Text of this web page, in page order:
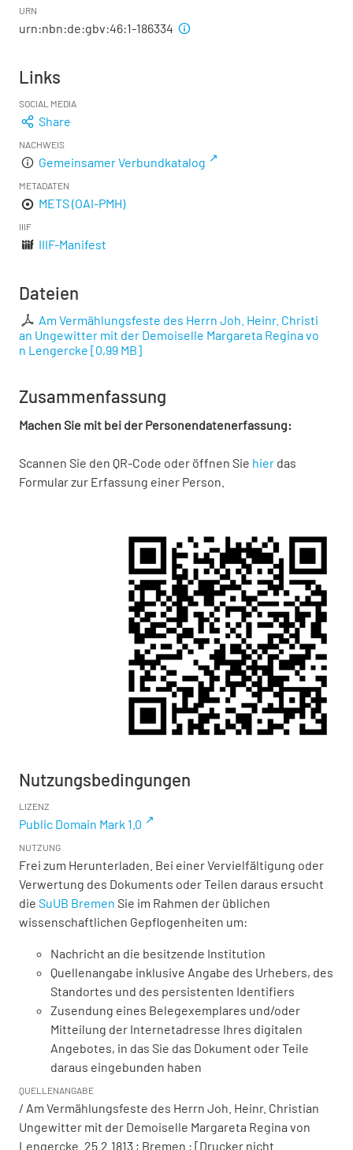
URN
urn:nbn:de:gbv:46:1-186334
Links
SOCIAL MEDIA
Share
NACHWEIS
Gemeinsamer Verbundkatalog
METADATEN
METS (OAI-PMH)
IIIF
IIIF-Manifest
Dateien
Am Vermählungsfeste des Herrn Joh. Heinr. Christi
an Ungewitter mit der Demoiselle Margareta Regina vo
n Lengercke [0,99 MB]
Zusammenfassung
Machen Sie mit bei der Personendatenerfassung:
Scannen Sie den QR-Code oder öffnen Sie hier das
Formular zur Erfassung einer Person.
Nutzungsbedingungen
LIZENZ
Public Domain Mark 1.0
NUTZUNG
Frei zum Herunterladen. Bei einer Vervielfältigung oder
Verwertung des Dokuments oder Teilen daraus ersucht
die SuUB Bremen Sie im Rahmen der üblichen
wissenschaftlichen Gepflogenheiten um:
Nachricht an die besitzende Institution
Quellenangabe inklusive Angabe des Urhebers, des
Standortes und des persistenten Identifiers
Zusendung eines Belegexemplares und/oder
Mitteilung der Internetadresse Ihres digitalen
Angebotes, in das Sie das Dokument oder Teile
daraus eingebunden haben
QUELLENANGABE
/ Am Vermählungsfeste des Herrn Joh. Heinr. Christian
Ungewitter mit der Demoiselle Margareta Regina von
Lengercke. 25.2.1813 ; Bremen : [Drucker nicht